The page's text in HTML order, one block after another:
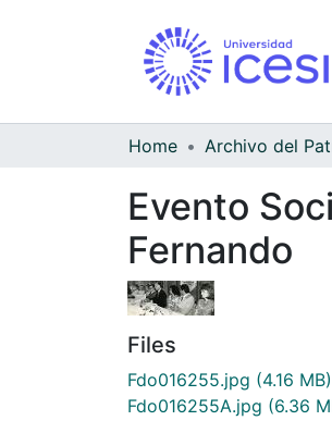
Home
Evento
Fernando
Files
Fdo016255.jpg (4.16 MB)
Fdo016255A.jpg (6.36